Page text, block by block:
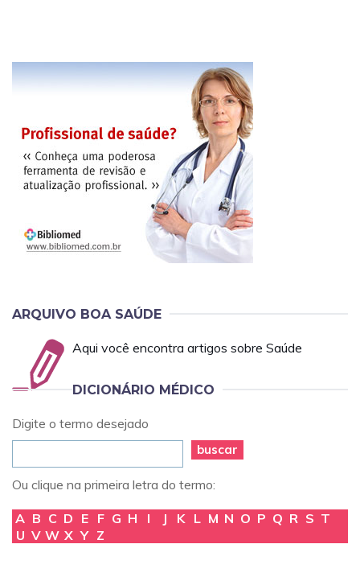
ARQUIVO BOA SAÚDE
Aqui você encontra artigos sobre Saúde
DICIONÁRIO MÉDICO
Digite o termo desejado
buscar
Ou clique na primeira letra do termo:
A B C D E F G H I J K L M N O P Q R S T
U V W X Y Z